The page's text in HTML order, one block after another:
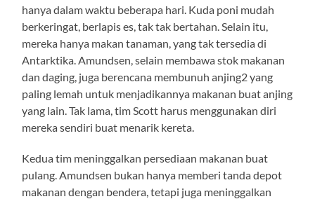
hanya dalam waktu beberapa hari. Kuda poni mudah
berkeringat, berlapis es, tak tak bertahan. Selain itu,
mereka hanya makan tanaman, yang tak tersedia di
Antarktika. Amundsen, selain membawa stok makanan
dan daging, juga berencana membunuh anjing2 yang
paling lemah untuk menjadikannya makanan buat anjing
yang lain. Tak lama, tim Scott harus menggunakan diri
mereka sendiri buat menarik kereta.
Kedua tim meninggalkan persediaan makanan buat
pulang. Amundsen bukan hanya memberi tanda depot
makanan dengan bendera, tetapi juga meninggalkan